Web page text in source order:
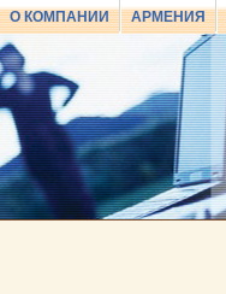
О КОМПАНИИ АРМЕНИЯ